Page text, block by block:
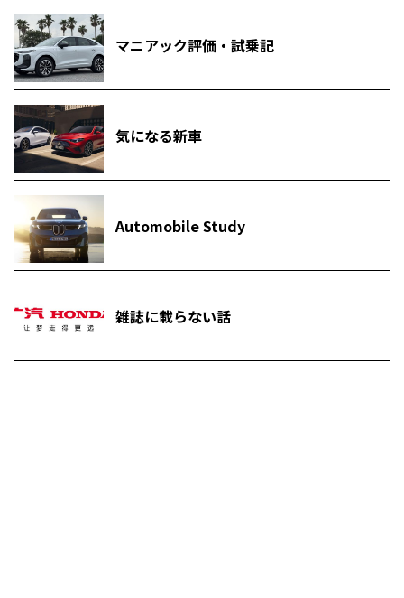
マニアック評価・試乗記
気になる新車
Automobile Study
雑誌に載らない話